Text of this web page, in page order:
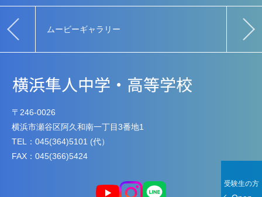
ムービーギャラリー 教育
〒246-0026
横浜市瀬谷区阿久和南一丁目3番地1
TEL：045(364)5101 (代）
FAX：045(366)5424
受験生の方